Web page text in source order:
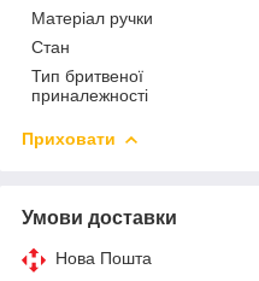
Матеріал ручки
Стан
Тип бритвеної
приналежності
Приховати
Умови доставки
Нова Пошта